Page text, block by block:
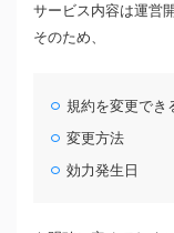
サービス内容は運営
そのため、
規約を変更でき
変更方法
効力発生日